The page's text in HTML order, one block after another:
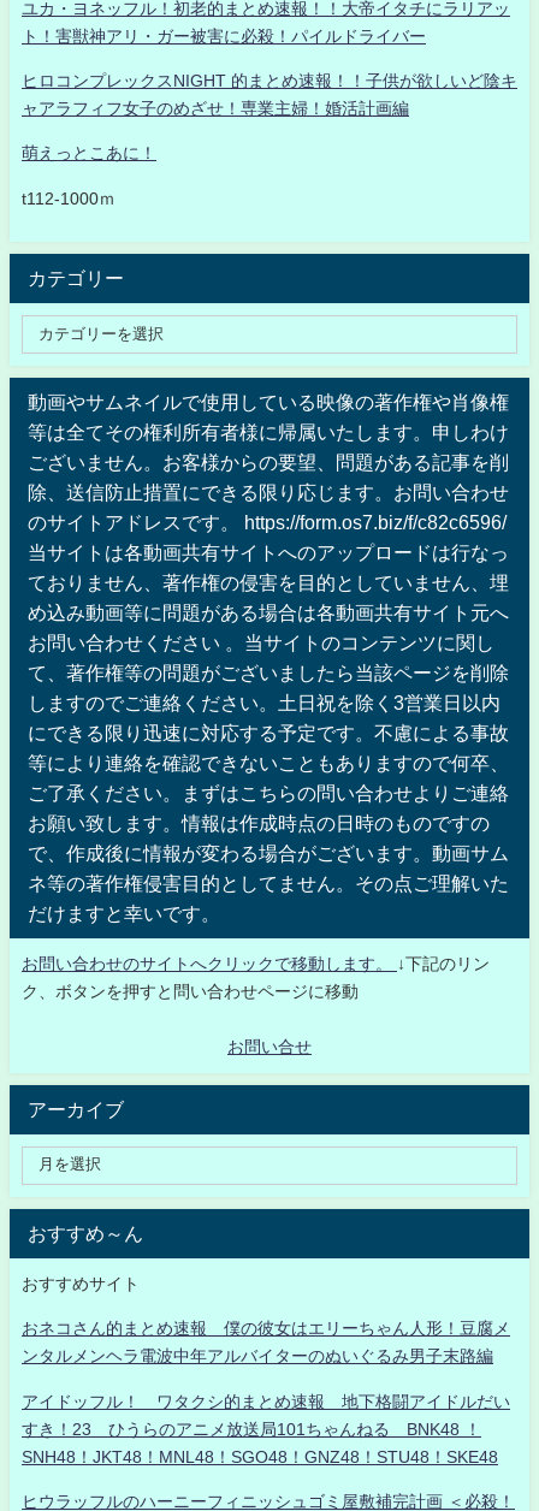
ユカ・ヨネッフル！初老的まとめ速報！！大帝イタチにラリアッ
ト！害獣神アリ・ガー被害に必殺！パイルドライバー
ヒロコンプレックスNIGHT 的まとめ速報！！子供が欲しいど陰キ
ャアラフィフ女子のめざせ！専業主婦！婚活計画編
萌えっとこあに！
t112-1000ｍ
カテゴリー
動画やサムネイルで使用している映像の著作権や肖像権
等は全てその権利所有者様に帰属いたします。申しわけ
ございません。お客様からの要望、問題がある記事を削
除、送信防止措置にできる限り応じます。お問い合わせ
のサイトアドレスです。 https://form.os7.biz/f/c82c6596/
当サイトは各動画共有サイトへのアップロードは行なっ
ておりません、著作権の侵害を目的としていません、埋
め込み動画等に問題がある場合は各動画共有サイト元へ
お問い合わせください 。当サイトのコンテンツに関し
て、著作権等の問題がございましたら当該ページを削除
しますのでご連絡ください。土日祝を除く3営業日以内
にできる限り迅速に対応する予定です。不慮による事故
等により連絡を確認できないこともありますので何卒、
ご了承ください。まずはこちらの問い合わせよりご連絡
お願い致します。情報は作成時点の日時のものですの
で、作成後に情報が変わる場合がございます。動画サム
ネ等の著作権侵害目的としてません。その点ご理解いた
だけますと幸いです。
お問い合わせのサイトへクリックで移動します。
↓下記のリン
ク、ボタンを押すと問い合わせページに移動
お問い合せ
アーカイブ
おすすめ～ん
おすすめサイト
おネコさん的まとめ速報 僕の彼女はエリーちゃん人形！豆腐メ
ンタルメンヘラ電波中年アルバイターのぬいぐるみ男子末路編
アイドッフル！ ワタクシ的まとめ速報 地下格闘アイドルだい
すき！23 ひうらのアニメ放送局101ちゃんねる BNK48 ！
SNH48！JKT48！MNL48！SGO48！GNZ48！STU48！SKE48
ヒウラッフルのハーニーフィニッシュゴミ屋敷補完計画 ＜必殺！